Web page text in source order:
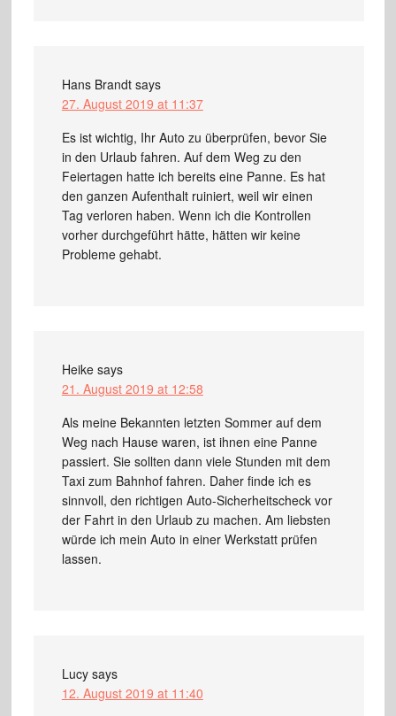
Hans Brandt says
27. August 2019 at 11:37
Es ist wichtig, Ihr Auto zu überprüfen, bevor Sie
in den Urlaub fahren. Auf dem Weg zu den
Feiertagen hatte ich bereits eine Panne. Es hat
den ganzen Aufenthalt ruiniert, weil wir einen
Tag verloren haben. Wenn ich die Kontrollen
vorher durchgeführt hätte, hätten wir keine
Probleme gehabt.
Heike says
21. August 2019 at 12:58
Als meine Bekannten letzten Sommer auf dem
Weg nach Hause waren, ist ihnen eine Panne
passiert. Sie sollten dann viele Stunden mit dem
Taxi zum Bahnhof fahren. Daher finde ich es
sinnvoll, den richtigen Auto-Sicherheitscheck vor
der Fahrt in den Urlaub zu machen. Am liebsten
würde ich mein Auto in einer Werkstatt prüfen
lassen.
Lucy says
12. August 2019 at 11:40